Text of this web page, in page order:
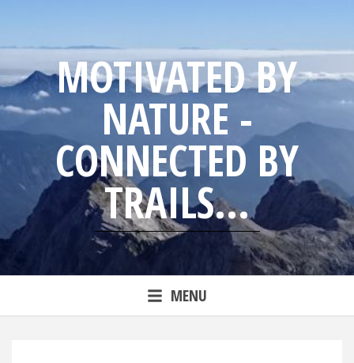
content
MOTIVATED BY
NATURE -
CONNECTED BY
TRAILS...
Blog from trailrunning Jens
MENU